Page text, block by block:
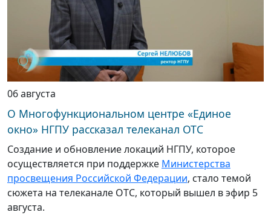
06 августа
О Многофункциональном центре «Единое
окно» НГПУ рассказал телеканал ОТС
Создание и обновление локаций НГПУ, которое
осуществляется при поддержке Министерства
просвещения Российской Федерации, стало темой
сюжета на телеканале ОТС, который вышел в эфир 5
августа.